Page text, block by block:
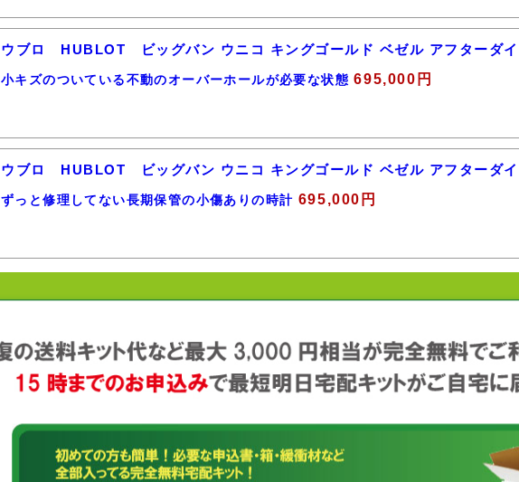
ウブロ HUBLOT ビッグバン ウニコ キングゴールド ベゼル アフターダ
小キズのついている不動のオーバーホールが必要な状態 695,000円
ウブロ HUBLOT ビッグバン ウニコ キングゴールド ベゼル アフターダ
ずっと修理してない長期保管の小傷ありの時計 695,000円